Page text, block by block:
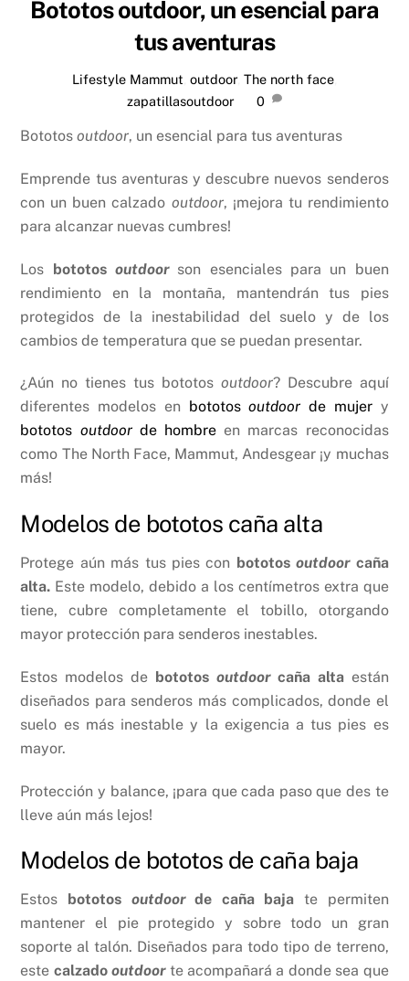
Bototos outdoor, un esencial para
tus aventuras
Lifestyle Mammut outdoor, The north face
zapatillasoutdoor
0
Bototosoutdoor, un esencial para tus aventuras
Emprende tus aventuras y descubre nuevos senderos
con un buen calzado outdoor, ¡mejora tu rendimiento
para alcanzar nuevas cumbres!
Los bototosoutdoor son esenciales para un buen
rendimiento en la montaña, mantendrán tus pies
protegidos de la inestabilidad del suelo y de los
cambios de temperatura que se puedan presentar.
¿Aún no tienes tus bototos outdoor? Descubre aquí
diferentes modelos en
bototosoutdoorde mujery
bototos outdoor de hombre en marcas reconocidas
como The North Face, Mammut, Andesgear ¡y muchas
más!
Modelos de bototos caña alta
Protege aún más tus pies con bototosoutdoor caña
alta. Este modelo, debido a los centímetros extra que
tiene, cubre completamente el tobillo, otorgando
mayor protección para senderos inestables.
Estos modelos de bototos outdoor caña altaestán
diseñados para senderos más complicados, donde el
suelo es más inestable y la exigencia a tus pies es
mayor.
Protección y balance, ¡para que cada paso que des te
lleve aún más lejos!
Modelos de bototos de caña baja
Estos bototos outdoorde caña bajate permiten
mantener el pie protegido y sobre todo un gran
soporte al talón. Diseñados para todo tipo de terreno,
este calzadooutdoor te acompañará a donde sea que